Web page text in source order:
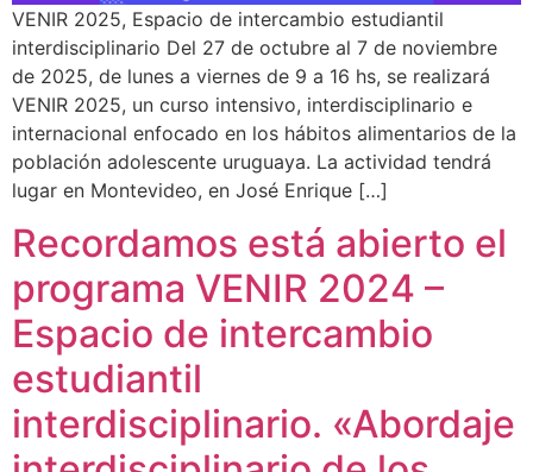
VENIR 2025, Espacio de intercambio estudiantil
interdisciplinario Del 27 de octubre al 7 de noviembre
de 2025, de lunes a viernes de 9 a 16 hs, se realizará
VENIR 2025, un curso intensivo, interdisciplinario e
internacional enfocado en los hábitos alimentarios de la
población adolescente uruguaya. La actividad tendrá
lugar en Montevideo, en José Enrique […]
Recordamos está abierto el
programa VENIR 2024 –
Espacio de intercambio
estudiantil
interdisciplinario. «Abordaje